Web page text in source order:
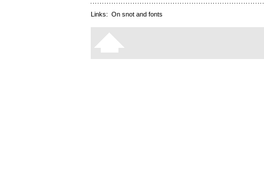
Links: On snot and fonts